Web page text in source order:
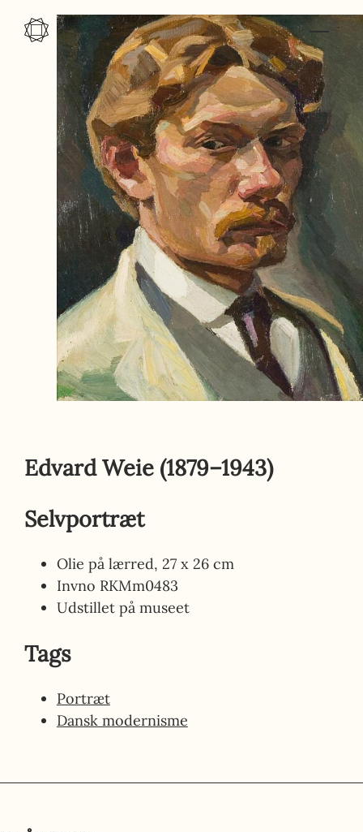
Gå til indhold
Edvard Weie (1879–1943)
Selvportræt
Olie på lærred, 27 x 26 cm
Invno RKMm0483
Udstillet på museet
Tags
Portræt
Dansk modernisme